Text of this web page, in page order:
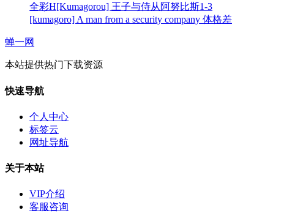
全彩H[Kumagorou] 王子与侍从阿努比斯1-3
[kumagoro] A man from a security company 体格差
蝉一网
本站提供热门下载资源
快速导航
个人中心
标签云
网址导航
关于本站
VIP介绍
客服咨询